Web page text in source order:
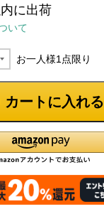
に出荷
いて
お一人様1 点限り
カートに入れる